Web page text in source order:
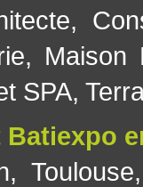
,
, Maison
SPA,
, Toulouse